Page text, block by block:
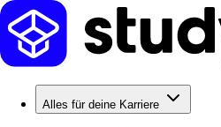
Alles für deine Karriere